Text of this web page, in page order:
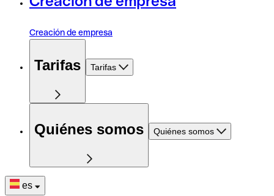
Creación de empresa
Tarifas Tarifas
Quiénes somos Quiénes somos
es